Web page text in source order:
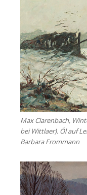
Max Clarenbach,
bei Wittlaer). Öl auf
Barbara Frommann